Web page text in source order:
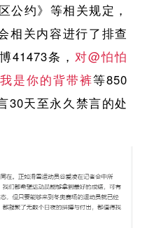
公约》等相关规定，
相关内容进行了排查
41473条，对@怕怕
是你的背带裤等850
30天至永久禁言的处